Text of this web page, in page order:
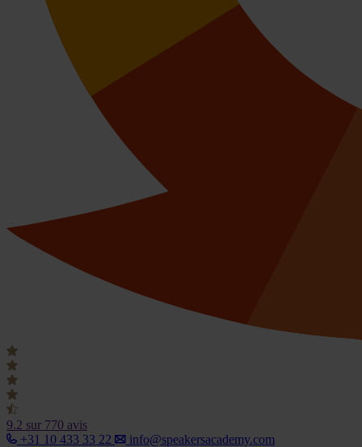
9.2 sur 770 avis
+31 10 433 33 22
info@speakersacademy.com